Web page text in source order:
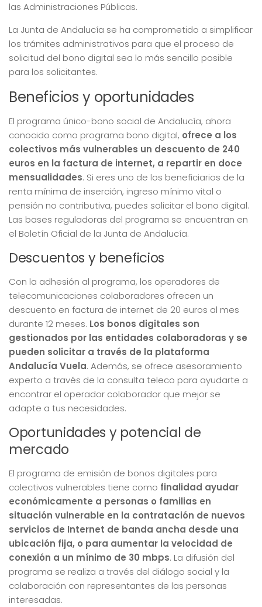
las Administraciones Públicas.
La Junta de Andalucía se ha comprometido a simplificar
los trámites administrativos para que el proceso de
solicitud del bono digital sea lo más sencillo posible
para los solicitantes.
Beneficios y oportunidades
El programa único-bono social de Andalucía, ahora
conocido como programa bono digital, ofrece a los
colectivos más vulnerables un descuento de 240
euros en la factura de internet, a repartir en doce
mensualidades. Si eres uno de los beneficiarios de la
renta mínima de inserción, ingreso mínimo vital o
pensión no contributiva, puedes solicitar el bono digital.
Las bases reguladoras del programa se encuentran en
el Boletín Oficial de la Junta de Andalucía.
Descuentos y beneficios
Con la adhesión al programa, los operadores de
telecomunicaciones colaboradores ofrecen un
descuento en factura de internet de 20 euros al mes
durante 12 meses. Los bonos digitales son
gestionados por las entidades colaboradoras y se
pueden solicitar a través de la plataforma
Andalucía Vuela. Además, se ofrece asesoramiento
experto a través de la consulta teleco para ayudarte a
encontrar el operador colaborador que mejor se
adapte a tus necesidades.
Oportunidades y potencial de
mercado
El programa de emisión de bonos digitales para
colectivos vulnerables tiene como finalidad ayudar
económicamente a personas o familias en
situación vulnerable en la contratación de nuevos
servicios de Internet de banda ancha desde una
ubicación fija, o para aumentar la velocidad de
conexión a un mínimo de 30 mbps. La difusión del
programa se realiza a través del diálogo social y la
colaboración con representantes de las personas
interesadas.